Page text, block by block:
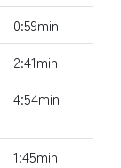
0:59min
2:41min
4:54min
1:45min